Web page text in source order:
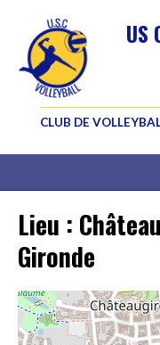
US
CLUB DE
Lieu :
Gironde